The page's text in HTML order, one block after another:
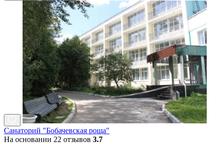
Санаторий "Бобачевская роща"
На основании 22 отзывов 3.7